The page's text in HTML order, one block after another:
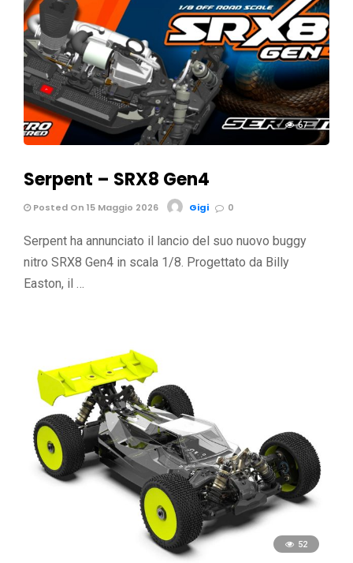
67
Serpent – SRX8 Gen4
Posted On 15 Maggio 2026 Gigi 0
Serpent ha annunciato il lancio del suo nuovo buggy
nitro SRX8 Gen4 in scala 1/8. Progettato da Billy
Easton, il …
52